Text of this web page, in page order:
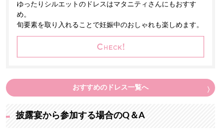
ゆったりシルエットのドレスはマタニティさんにもおすす
め。
旬要素を取り入れることで妊娠中のおしゃれも楽しめます。
おすすめのドレス一覧へ
披露宴から参加する場合のQ＆A